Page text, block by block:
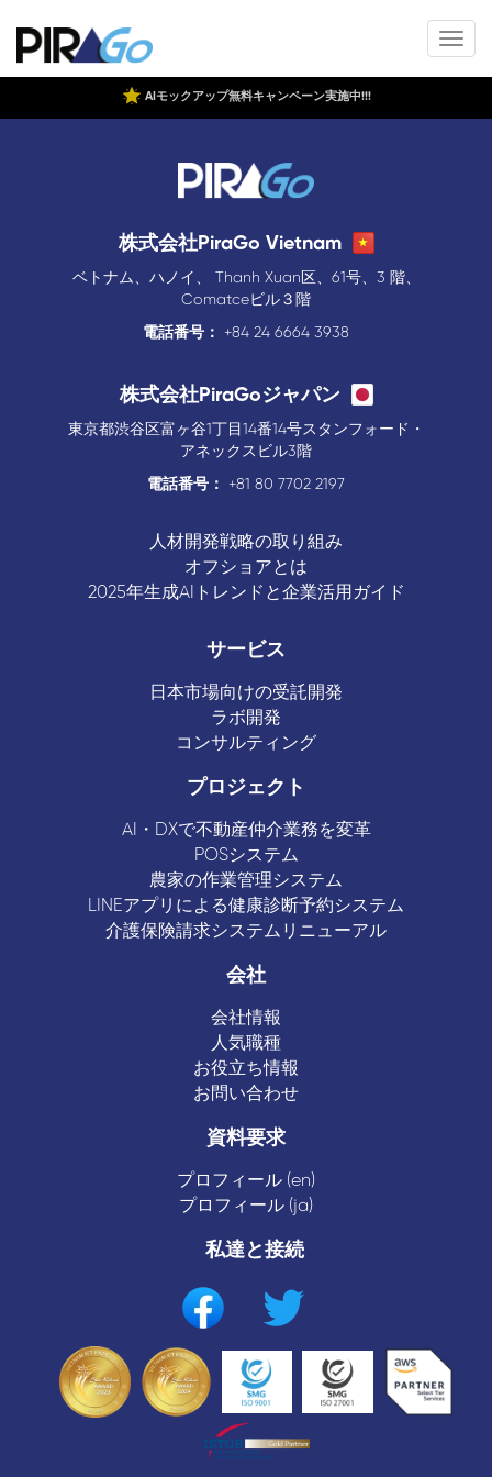
AIモックアップ無料キャンペーン実施中!!!
株式会社PiraGo Vietnam
ベトナム、ハノイ、 Thanh Xuan区、61号、3 階、
Comatceビル３階
電話番号：
+84 24 6664 3938
株式会社PiraGoジャパン
東京都渋谷区富ヶ谷1丁目14番14号スタンフォード・
アネックスビル3階
電話番号：
+81 80 7702 2197
人材開発戦略の取り組み
オフショアとは
2025年生成AIトレンドと企業活用ガイド
サービス
日本市場向けの受託開発
ラボ開発
コンサルティング
プロジェクト
AI・DXで不動産仲介業務を変革
POSシステム
農家の作業管理システム
LINEアプリによる健康診断予約システム
介護保険請求システムリニューアル
会社
会社情報
人気職種
お役立ち情報
お問い合わせ
資料要求
プロフィール (en)
プロフィール (ja)
私達と接続